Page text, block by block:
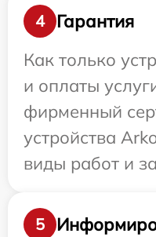
4
Гарантия
Как только
и оплаты
фирменный
устройства
виды работ и
5